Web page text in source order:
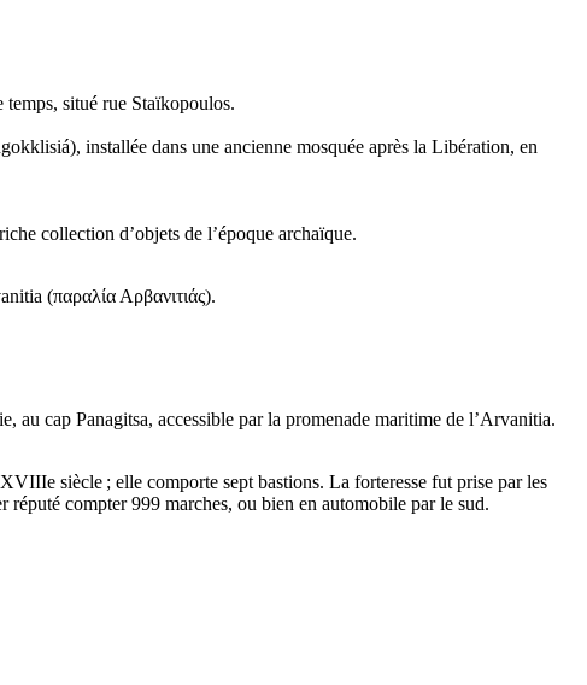
temps, situé rue Staïkopoulos.
), installée dans une ancienne mosquée après la Libération, en
collection d’objets de l’époque archaïque.
(παραλία Αρβανιτιάς).
au cap Panagitsa, accessible par la promenade maritime de l’Arvanitia.
XVIIIe siècle ; elle comporte sept bastions. La forteresse fut prise par les
compter 999 marches, ou bien en automobile par le sud.